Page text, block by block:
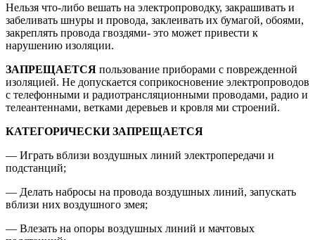
Нельзя что-либо вешать на электропроводку, закрашивать и
забеливать шнуры и провода, заклеивать их бумагой, обоями,
закреплять провода гвоздями- это может привести к
нарушению изоляции.
ЗАПРЕЩАЕТСЯ пользование приборами с поврежденной
изоляцией. Не допускается соприкосновение электропроводов
с телефонными и радиотрансляционными проводами, радио и
телеантеннами, ветками деревьев и кровля ми строений.
КАТЕГОРИЧЕСКИ ЗАПРЕЩАЕТСЯ
— Играть вблизи воздушных линий электропередачи и
подстанций;
— Делать набросы на провода воздушных линий, запускать
вблизи них воздушного змея;
— Влезать на опоры воздушных линий и мачтовых